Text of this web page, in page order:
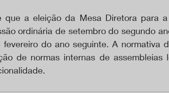
que a eleição da Mesa Diretora para
ordinária de setembro do segundo
do ano seguinte. A normativa
de normas internas de assembleias